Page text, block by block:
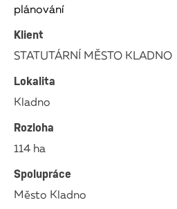
plánování
Klient
STATUTÁRNÍ MĚSTO KLADNO
Lokalita
Kladno
Rozloha
114 ha
Spolupráce
Město Kladno